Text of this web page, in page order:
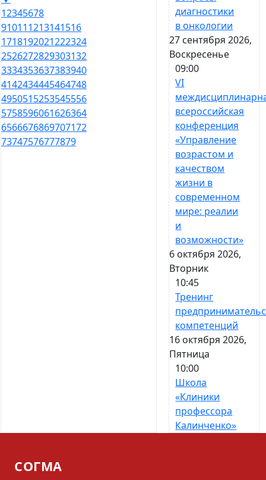
12345678
910111213141516
1718192021222324
2526272829303132
3334353637383940
4142434445464748
4950515253545556
5758596061626364
6566676869707172
73747576777879
диагностики
в онкологии
27 сентября 2026,
Воскресенье
09:00
VI
всероссийская
конференция
«Управление
возрастом и
качеством
жизни в
современном
мире: реалии
и
возможности»
6 октября 2026,
Вторник
10:45
Тренинг
компетенций
16 октября 2026,
Пятница
10:00
Школа
«Клиники
профессора
Калинченко»
СОГМА